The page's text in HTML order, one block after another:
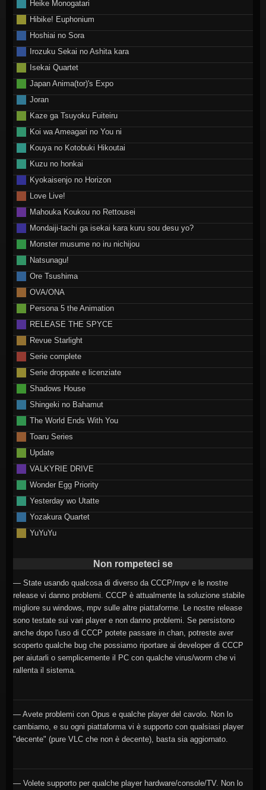
Heike Monogatari
Hibike! Euphonium
Hoshiai no Sora
Irozuku Sekai no Ashita kara
Isekai Quartet
Japan Anima(tor)'s Expo
Joran
Kaze ga Tsuyoku Fuiteiru
Koi wa Ameagari no You ni
Kouya no Kotobuki Hikoutai
Kuzu no honkai
Kyokaisenjo no Horizon
Love Live!
Mahouka Koukou no Rettousei
Mondaiji-tachi ga isekai kara kuru sou desu yo?
Monster musume no iru nichijou
Natsunagu!
Ore Tsushima
OVA/ONA
Persona 5 the Animation
RELEASE THE SPYCE
Revue Starlight
Serie complete
Serie droppate e licenziate
Shadows House
Shingeki no Bahamut
The World Ends With You
Toaru Series
Update
VALKYRIE DRIVE
Wonder Egg Priority
Yesterday wo Utatte
Yozakura Quartet
YuYuYu
Non rompeteci se
— State usando qualcosa di diverso da CCCP/mpv e le nostre
release vi danno problemi. CCCP è attualmente la soluzione stabile
migliore su windows, mpv sulle altre piattaforme. Le nostre release
sono testate sui vari player e non danno problemi. Se persistono
anche dopo l'uso di CCCP potete passare in chan, potreste aver
scoperto qualche bug che possiamo riportare ai developer di CCCP
per aiutarli o semplicemente il PC con qualche virus/worm che vi
rallenta il sistema.
— Avete problemi con Opus e qualche player del cavolo. Non lo
cambiamo, e su ogni piattaforma vi è supporto con qualsiasi player
"decente" (pure VLC che non è decente), basta sia aggiornato.
— Volete supporto per qualche player hardware/console/TV. Non lo